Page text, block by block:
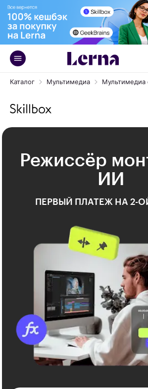
Каталог Мультимедиа Мультимедиа
Режиссёр
ИИ
ПЕРВЫЙ ПЛАТЕЖ НА 2-